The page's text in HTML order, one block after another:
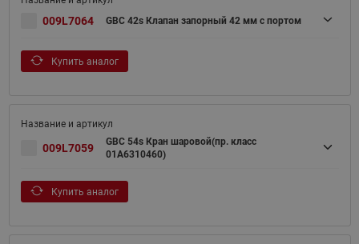
009L7064 GBC 42s Клапан запорный 42 мм с портом
Купить аналог
009L7059
GBC 54s Кран шаровой(пр. класс
01A6310460)
Купить аналог